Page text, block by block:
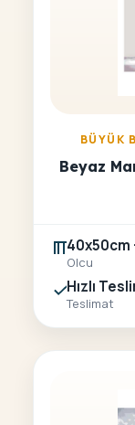
BÜYÜK
40x50cm
Olcu
Hızlı
Teslimat